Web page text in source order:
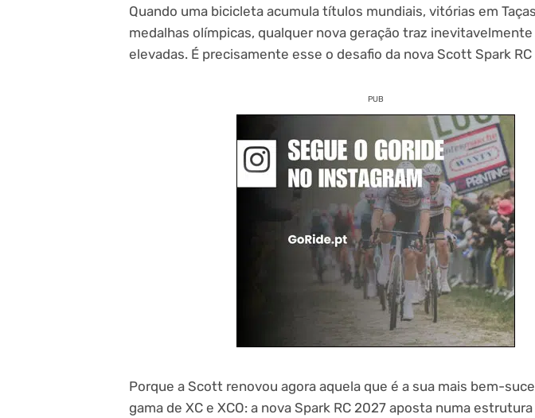
Quando uma bicicleta acumula títulos mundiais, vitórias em
medalhas olímpicas, qualquer nova geração traz
elevadas. É precisamente esse o desafio da nova Scott Spark RC
PUB
Porque a Scott renovou agora aquela que é a sua mais bem-
gama de XC e XCO: a nova Spark RC 2027 aposta numa